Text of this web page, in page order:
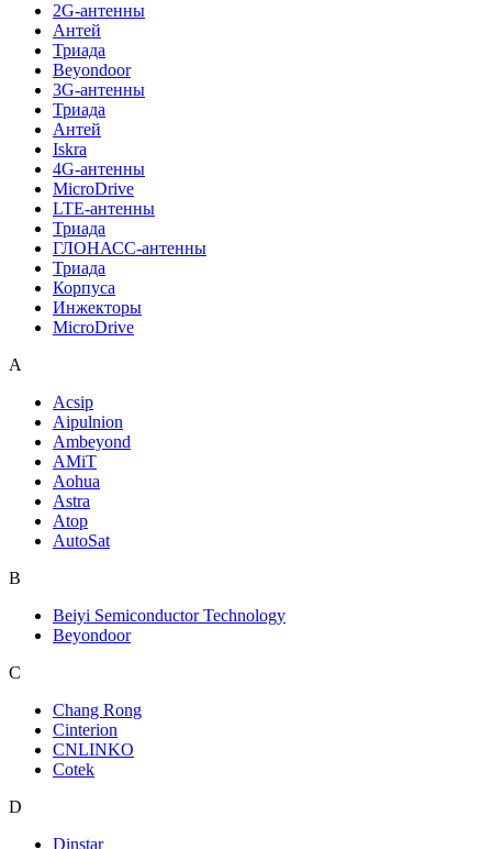
2G-антенны
Антей
Триада
Beyondoor
3G-антенны
Триада
Антей
Iskra
4G-антенны
MicroDrive
LTE-антенны
Триада
ГЛОНАСС-антенны
Триада
Корпуса
Инжекторы
MicroDrive
A
Acsip
Aipulnion
Ambeyond
AMiT
Aohua
Astra
Atop
AutoSat
B
Beiyi Semiconductor Technology
Beyondoor
C
Chang Rong
Cinterion
CNLINKO
Cotek
D
Dinstar